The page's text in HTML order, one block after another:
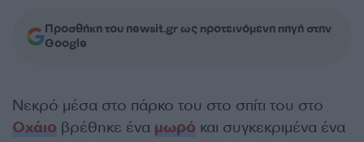
Προσθήκη του newsit.gr ως προτεινόμενη πηγή στην
Google
Νεκρό μέσα στο πάρκο του στο σπίτι του στο
Οχάιο βρέθηκε ένα μωρό και συγκεκριμένα ένα